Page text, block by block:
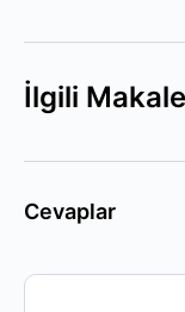
İlgili
Cevaplar